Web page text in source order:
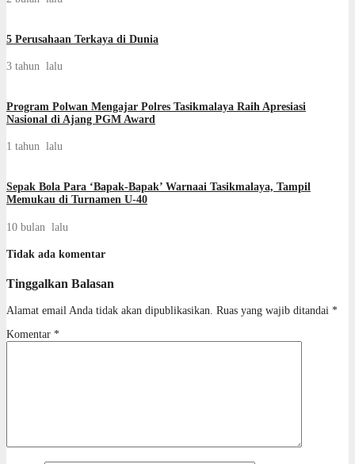
5 Perusahaan Terkaya di Dunia
3 tahun lalu
Program Polwan Mengajar Polres Tasikmalaya Raih Apresiasi
Nasional di Ajang PGM Award
1 tahun lalu
Sepak Bola Para ‘Bapak-Bapak’ Warnaai Tasikmalaya, Tampil
Memukau di Turnamen U-40
10 bulan lalu
Tidak ada komentar
Tinggalkan Balasan
Alamat email Anda tidak akan dipublikasikan. Ruas yang wajib ditandai *
Komentar *